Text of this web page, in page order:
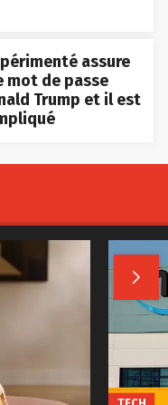
assure
mot de passe
Trump et il est

TECH